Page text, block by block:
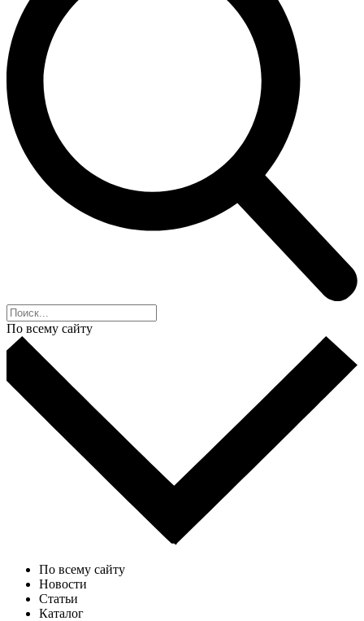
По всему сайту
По всему сайту
Новости
Статьи
Каталог